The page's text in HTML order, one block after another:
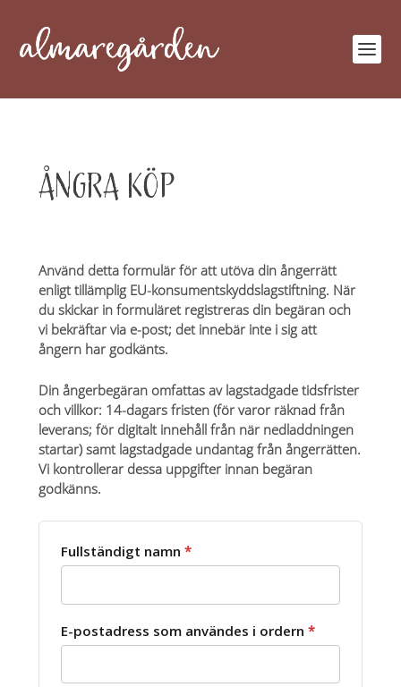
ÅNGRA KÖP
Använd detta formulär för att utöva din ångerrätt
enligt tillämplig EU-konsumentskyddslagstiftning. När
du skickar in formuläret registreras din begäran och
vi bekräftar via e-post; det innebär inte i sig att
ångern har godkänts.
Din ångerbegäran omfattas av lagstadgade tidsfrister
och villkor: 14-dagars fristen (för varor räknad från
leverans; för digitalt innehåll från när nedladdningen
startar) samt lagstadgade undantag från ångerrätten.
Vi kontrollerar dessa uppgifter innan begäran
godkänns.
Fullständigt namn *
E-postadress som användes i ordern *